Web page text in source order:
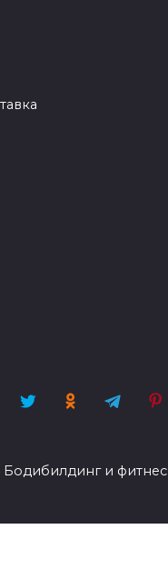
Бодибилдинг и фитнес